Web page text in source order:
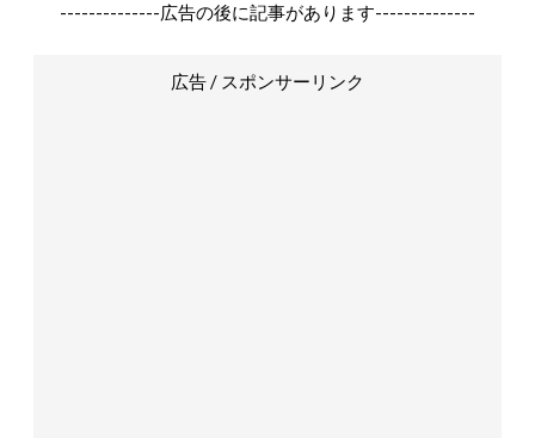
--------------広告の後に記事があります--------------
広告 / スポンサーリンク